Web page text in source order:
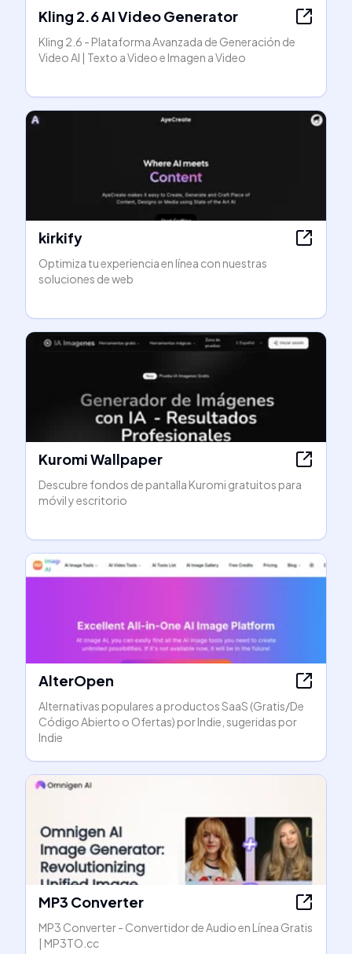
Kling 2.6 AI Video Generator
Kling 2.6 - Plataforma Avanzada de Generación de
Video AI | Texto a Video e Imagen a Video
kirkify
Optimiza tu experiencia en línea con nuestras
soluciones de web
Kuromi Wallpaper
Descubre fondos de pantalla Kuromi gratuitos para
móvil y escritorio
AlterOpen
Alternativas populares a productos SaaS (Gratis/De
Código Abierto o Ofertas) por Indie, sugeridas por
Indie
MP3 Converter
MP3 Converter - Convertidor de Audio en Línea Gratis
| MP3TO.cc